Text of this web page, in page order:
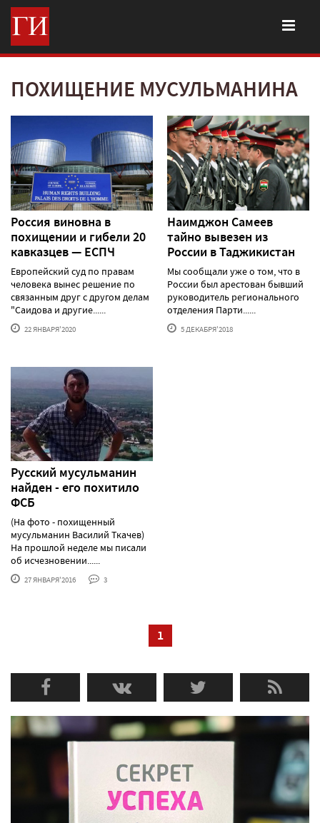
ПОХИЩЕНИЕ МУСУЛЬМАНИНА
Россия виновна в
похищении и гибели 20
кавказцев — ЕСПЧ
Европейский суд по правам
человека вынес решение по
связанным друг с другом делам
"Саидова и другие......
22 ЯНВАРЯ'2020
Наимджон Самеев
тайно вывезен из
России в Таджикистан
Мы сообщали уже о том, что в
России был арестован бывший
руководитель регионального
отделения Парти......
5 ДЕКАБРЯ'2018
Русский мусульманин
найден - его похитило
ФСБ
(На фото - похищенный
мусульманин Василий Ткачев)
На прошлой неделе мы писали
об исчезновении......
27 ЯНВАРЯ'2016 3
1